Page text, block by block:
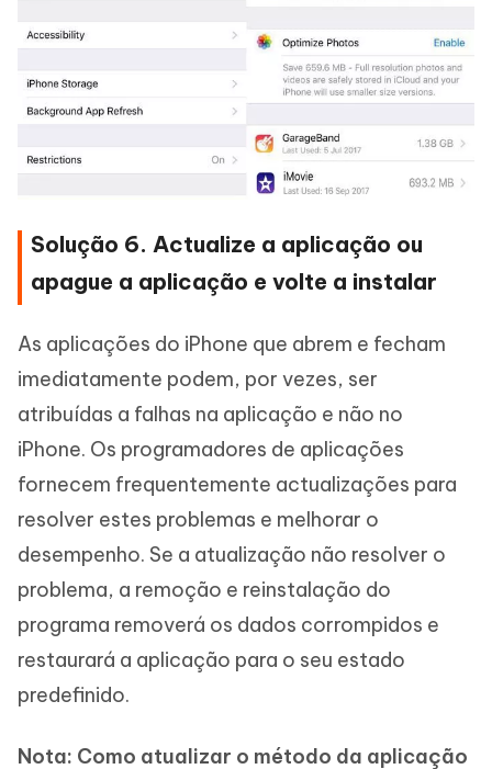
Solução 6. Actualize a aplicação ou
apague a aplicação e volte a instalar
As aplicações do iPhone que abrem e fecham
imediatamente podem, por vezes, ser
atribuídas a falhas na aplicação e não no
iPhone. Os programadores de aplicações
fornecem frequentemente actualizações para
resolver estes problemas e melhorar o
desempenho. Se a atualização não resolver o
problema, a remoção e reinstalação do
programa removerá os dados corrompidos e
restaurará a aplicação para o seu estado
predefinido.
Nota: Como atualizar o método da aplicação